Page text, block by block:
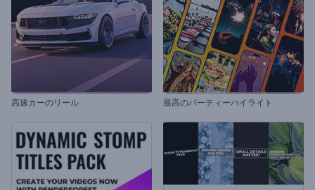
高速カーのリール 最高のパーティーハイライト